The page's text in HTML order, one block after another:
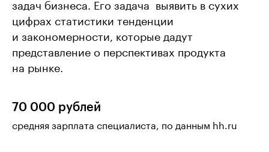
задач бизнеса. Его задача  выявить в сухих
цифрах статистики тенденции
и закономерности, которые дадут
представление о перспективах продукта
на рынке.
70 000 рублей
средняя зарплата специалиста, по данным hh.ru